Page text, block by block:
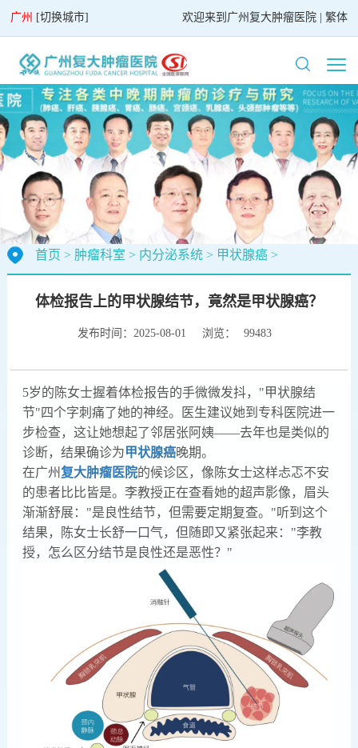
广州 [切换城市] 欢迎来到 广州复大肿瘤医院| 繁体
首页 > 肿瘤科室 > 内分泌系统> 甲状腺癌>
体检报告上的甲状腺结节，竟然是甲状腺癌？
发布时间：2025-08-01 浏览： 99483
5岁的陈女士握着体检报告的手微微发抖，"甲状腺结
节"四个字刺痛了她的神经。医生建议她到专科医院进一
步检查，这让她想起了邻居张阿姨——去年也是类似的
诊断，结果确诊为甲状腺癌晚期。
在广州复大肿瘤医院的候诊区，像陈女士这样忐忑不安
的患者比比皆是。李教授正在查看她的超声影像，眉头
渐渐舒展："是良性结节，但需要定期复查。"听到这个
结果，陈女士长舒一口气，但随即又紧张起来："李教
授，怎么区分结节是良性还是恶性？"